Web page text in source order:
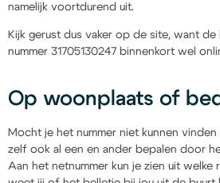
namelijk voortdurend uit.
Kijk gerust dus vaker op de site, want de
nummer 31705130247 binnenkort wel
Op woonplaats of
Mocht je het nummer niet kunnen
zelf ook al een en ander bepalen door
Aan het netnummer kun je zien uit welke